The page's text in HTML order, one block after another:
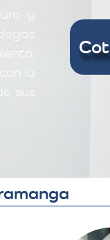
y
la
sus